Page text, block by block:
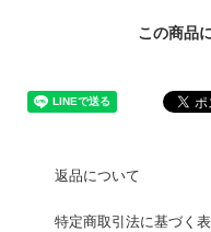
この商品
返品について
特定商取引法に基づく